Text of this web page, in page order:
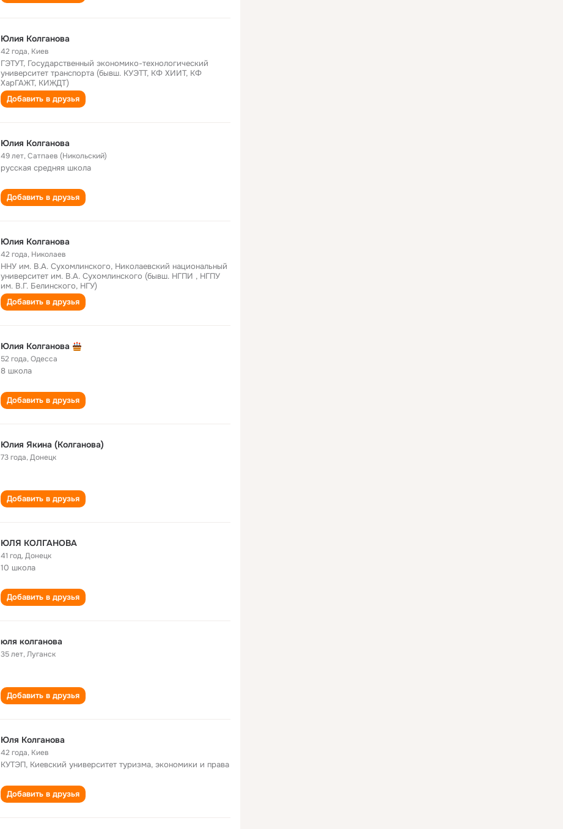
Юлия Колганова
42 года, Киев
ГЭТУТ, Государственный экономико-технологический
университет транспорта (бывш. КУЭТТ, КФ ХИИТ, КФ
ХарГАЖТ, КИЖДТ)
Добавить в друзья
Юлия Колганова
49 лет,Сатпаев (Никольский)
русская средняя школа
Добавить в друзья
Юлия Колганова
42 года, Николаев
ННУ им. В.А. Сухомлинского, Николаевский национальный
университет им. В.А. Сухомлинского (бывш. НГПИ , НГПУ
им. В.Г. Белинского, НГУ)
Добавить в друзья
Юлия Колганова
52 года,Одесса
8 школа
Добавить в друзья
Юлия Якина (Колганова)
73 года,Донецк
Добавить в друзья
ЮЛЯ КОЛГАНОВА
41 год,Донецк
10 школа
Добавить в друзья
юля колганова
35 лет,Луганск
Добавить в друзья
Юля Колганова
42 года, Киев
КУТЭП, Киевский университет туризма, экономики и права
Добавить в друзья